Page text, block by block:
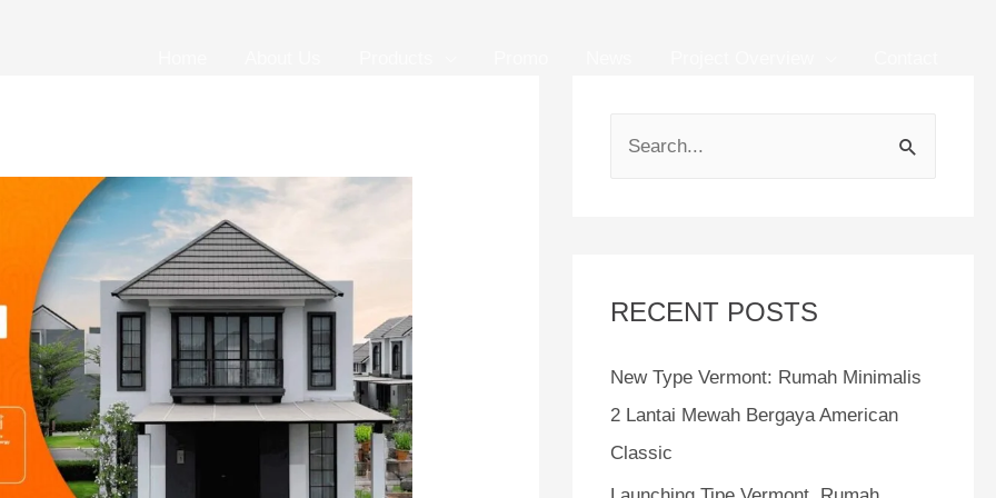
h
RECENT POSTS
New Type Vermont: Rumah Minimalis
2 Lantai Mewah Bergaya American
Classic